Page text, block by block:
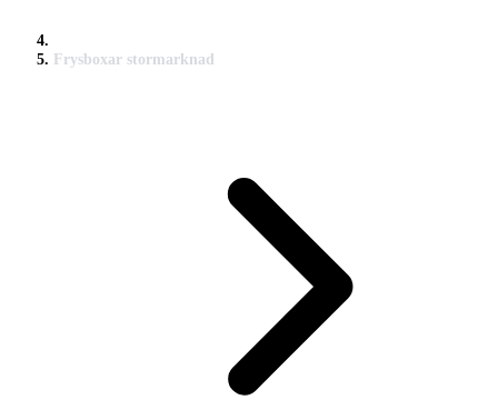
Frysboxar stormarknad